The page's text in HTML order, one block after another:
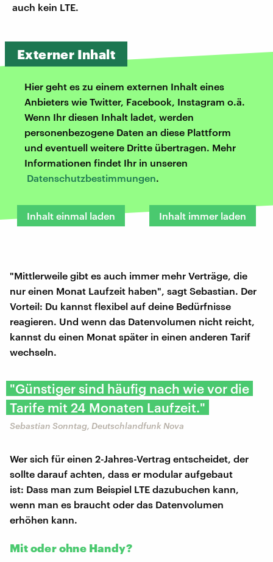
auch kein LTE.
Externer Inhalt
Hier geht es zu einem externen Inhalt eines
Anbieters wie Twitter, Facebook, Instagram o.ä.
Wenn Ihr diesen Inhalt ladet, werden
personenbezogene Daten an diese Plattform
und eventuell weitere Dritte übertragen. Mehr
Informationen findet Ihr in unseren
Datenschutzbestimmungen.
Inhalt einmal laden Inhalt immer laden
"Mittlerweile gibt es auch immer mehr Verträge, die
nur einen Monat Laufzeit haben", sagt Sebastian. Der
Vorteil: Du kannst flexibel auf deine Bedürfnisse
reagieren. Und wenn das Datenvolumen nicht reicht,
kannst du einen Monat später in einen anderen Tarif
wechseln.
"Günstiger sind häufig nach wie vor die
Tarife mit 24 Monaten Laufzeit."
Sebastian Sonntag, Deutschlandfunk Nova
Wer sich für einen 2-Jahres-Vertrag entscheidet, der
sollte darauf achten, dass er modular aufgebaut
ist: Dass man zum Beispiel LTE dazubuchen kann,
wenn man es braucht oder das Datenvolumen
erhöhen kann.
Mit oder ohne Handy?